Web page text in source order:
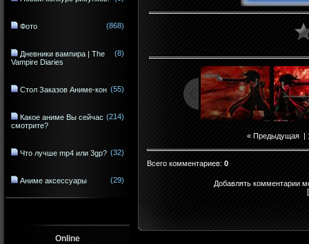
Фото (868)
Дневники вампира | The
Vampire Diaries
(8)
Стол Заказов Аниме-кон (55)
Какое аниме Вы сейчас
смотрите?
(214)
Что лучше mp4 или 3gp? (32)
Аниме аксессуары (29)
Online
« Предыдущая |
Всего комментариев: 0
Добавлять комментарии